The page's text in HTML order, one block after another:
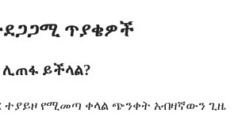
ጥያቄዎች
ይችላል?
ተያይዞ የሚመጣ ቀላል ጭንቀት አብዛኛውን ጊዜ